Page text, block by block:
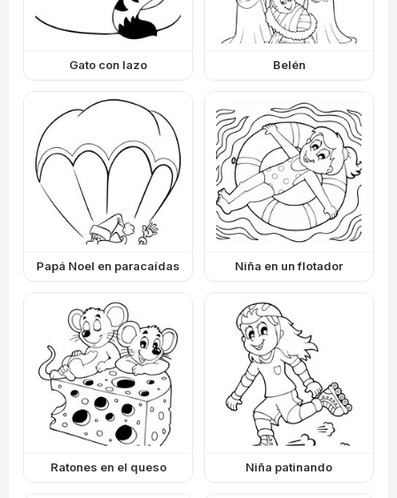
Gato con lazo Belén
Papá Noel en paracaídas Niña en un flotador
Ratones en el queso Niña patinando